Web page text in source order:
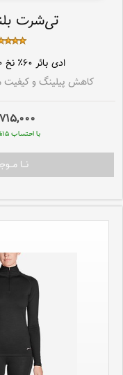
تی‌شرت
ادی بائر ۶۰٪ نخ ۴۰٪ پلی استر
کاهش پیلینگ و کیفیت
با احتساب 15% تخفيف
نــا